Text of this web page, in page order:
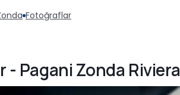
Fotoğraflar
- Pagani Zonda Riviera